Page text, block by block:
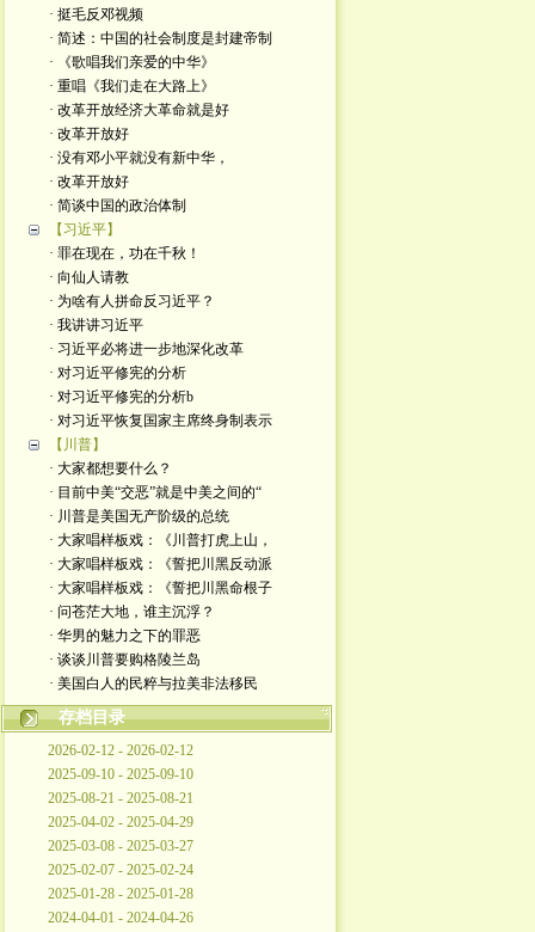
· 挺毛反邓视频
· 简述：中国的社会制度是封建帝制
· 《歌唱我们亲爱的中华》
· 重唱《我们走在大路上》
· 改革开放经济大革命就是好
· 改革开放好
· 没有邓小平就没有新中华，
· 改革开放好
· 简谈中国的政治体制
【习近平】
· 罪在现在，功在千秋！
· 向仙人请教
· 为啥有人拼命反习近平？
· 我讲讲习近平
· 习近平必将进一步地深化改革
· 对习近平修宪的分析
· 对习近平修宪的分析b
· 对习近平恢复国家主席终身制表示
【川普】
· 大家都想要什么？
· 目前中美“交恶”就是中美之间的“
· 川普是美国无产阶级的总统
· 大家唱样板戏：《川普打虎上山，
· 大家唱样板戏：《誓把川黑反动派
· 大家唱样板戏：《誓把川黑命根子
· 问苍茫大地，谁主沉浮？
· 华男的魅力之下的罪恶
· 谈谈川普要购格陵兰岛
· 美国白人的民粹与拉美非法移民
存档目录
2026-02-12 - 2026-02-12
2025-09-10 - 2025-09-10
2025-08-21 - 2025-08-21
2025-04-02 - 2025-04-29
2025-03-08 - 2025-03-27
2025-02-07 - 2025-02-24
2025-01-28 - 2025-01-28
2024-04-01 - 2024-04-26